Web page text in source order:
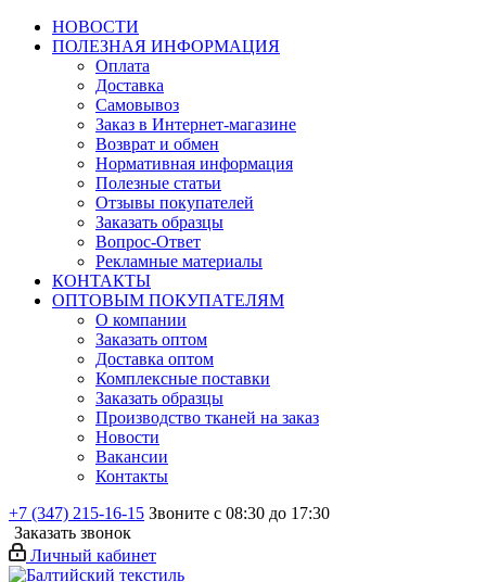
НОВОСТИ
ПОЛЕЗНАЯ ИНФОРМАЦИЯ
Оплата
Доставка
Самовывоз
Заказ в Интернет-магазине
Возврат и обмен
Нормативная информация
Полезные статьи
Отзывы покупателей
Заказать образцы
Вопрос-Ответ
Рекламные материалы
КОНТАКТЫ
ОПТОВЫМ ПОКУПАТЕЛЯМ
О компании
Заказать оптом
Доставка оптом
Комплексные поставки
Заказать образцы
Производство тканей на заказ
Новости
Вакансии
Контакты
+7 (347) 215-16-15 Звоните с 08:30 до 17:30
Заказать звонок
Личный кабинет